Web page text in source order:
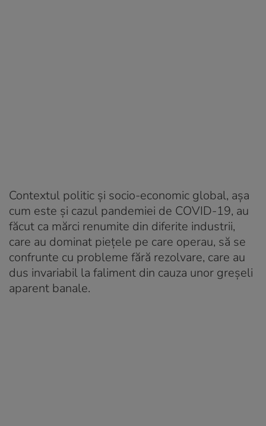
Contextul politic și socio-economic global, așa
cum este şi cazul pandemiei de COVID-19, au
făcut ca mărci renumite din diferite industrii,
care au dominat piețele pe care operau, să se
confrunte cu probleme fără rezolvare, care au
dus invariabil la faliment din cauza unor greșeli
aparent banale.